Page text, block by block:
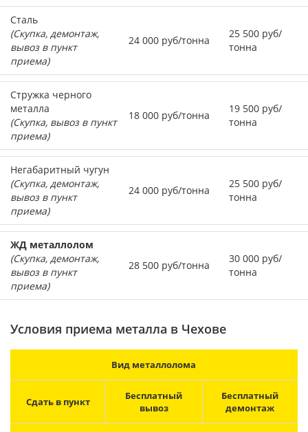
Сталь
(Скупка, демонтаж,
вывоз в пункт
приема)
24 000 руб/тонна
25 500 руб/
тонна
Стружка черного
металла
(Скупка, вывоз в пункт
приема)
18 000 руб/тонна
19 500 руб/
тонна
Негабаритный чугун
(Скупка, демонтаж,
вывоз в пункт
приема)
24 000 руб/тонна
25 500 руб/
тонна
ЖД металлолом
(Скупка, демонтаж,
вывоз в пункт
приема)
28 500 руб/тонна
30 000 руб/
тонна
Условия приема металла в Чехове
Вид металлолома
Сдать в пункт
Бесплатный
вывоз
Бесплатный
демонтаж